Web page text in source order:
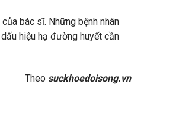
bác sĩ. Những bệnh nhân
hiệu hạ đường huyết cần
Theo suckhoedoisong.vn